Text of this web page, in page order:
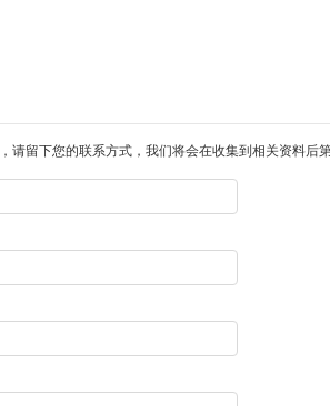
，请留下您的联系方式，我们将会在收集到相关资料后